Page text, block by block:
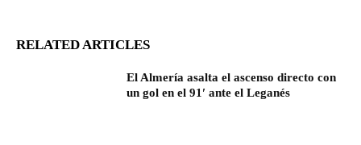
RELATED ARTICLES
El Almería asalta el ascenso directo con
un gol en el 91′ ante el Leganés